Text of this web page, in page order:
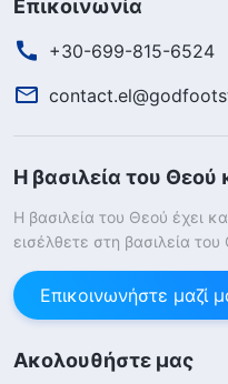
Επικοινωνία
+30-699-815-6524
Η βασιλεία του Θεού
Η βασιλεία του Θεού έχει
εισέλθετε στη βασιλεία του
Επικοινωνήστε μαζί
Ακολουθήστε μας